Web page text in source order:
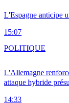
L'Espagne anticipe
15:07
L'Allemagne
attaque hybride
14:33
POLITIQUE